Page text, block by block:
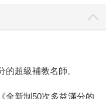
超級補教名師。
全新制50次多益滿分的